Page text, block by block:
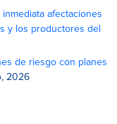
afectaciones
y los productores del
de riesgo con planes
2026